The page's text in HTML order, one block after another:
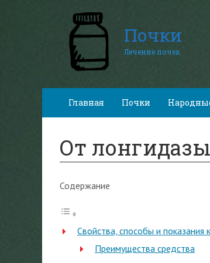
Почки
Лечение почек
Главная Почки
От
Содержание
Свойства, способы и
Преимущества средства